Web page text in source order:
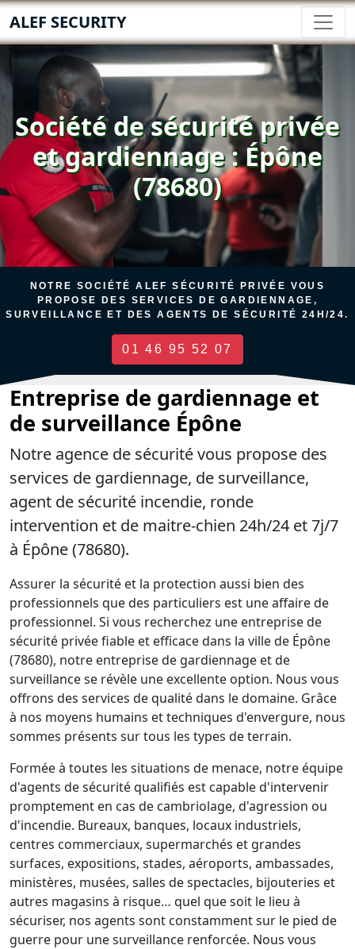
ALEF SECURITY
Société de sécurité privée
et gardiennage : Épône
(78680)
NOTRE SOCIÉTÉ ALEF SÉCURITÉ PRIVÉE VOUS
PROPOSE DES SERVICES DE GARDIENNAGE,
SURVEILLANCE ET DES AGENTS DE SÉCURITÉ 24H/24.
01 46 95 52 07
Entreprise de gardiennage et
de surveillance Épône
Notre agence de sécurité vous propose des
services de gardiennage, de surveillance,
agent de sécurité incendie, ronde
intervention et de maitre-chien 24h/24 et 7j/7
à Épône (78680).
Assurer la sécurité et la protection aussi bien des
professionnels que des particuliers est une affaire de
professionnel. Si vous recherchez une entreprise de
sécurité privée fiable et efficace dans la ville de Épône
(78680), notre entreprise de gardiennage et de
surveillance se révèle une excellente option. Nous vous
offrons des services de qualité dans le domaine. Grâce
à nos moyens humains et techniques d'envergure, nous
sommes présents sur tous les types de terrain.
Formée à toutes les situations de menace, notre équipe
d'agents de sécurité qualifiés est capable d'intervenir
promptement en cas de cambriolage, d'agression ou
d'incendie. Bureaux, banques, locaux industriels,
centres commerciaux, supermarchés et grandes
surfaces, expositions, stades, aéroports, ambassades,
ministères, musées, salles de spectacles, bijouteries et
autres magasins à risque… quel que soit le lieu à
sécuriser, nos agents sont constamment sur le pied de
guerre pour une surveillance renforcée. Nous vous